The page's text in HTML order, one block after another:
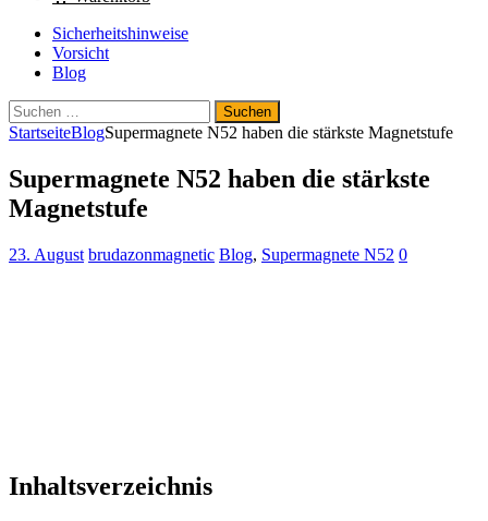
Sicherheitshinweise
Vorsicht
Blog
Suchen
nach:
StartseiteBlogSupermagnete N52 haben die stärkste Magnetstufe
Supermagnete N52 haben die stärkste
Magnetstufe
23. August brudazonmagnetic Blog, Supermagnete N52 0
Inhaltsverzeichnis